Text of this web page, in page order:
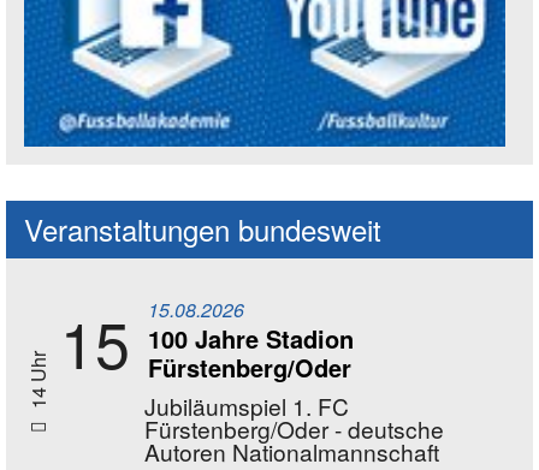
Veranstaltungen bundesweit
14 Uhr 15 15.08.2026
100 Jahre Stadion
Fürstenberg/Oder
Jubiläumspiel 1. FC
Fürstenberg/Oder - deutsche
Autoren Nationalmannschaft